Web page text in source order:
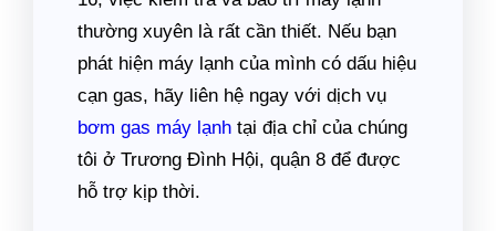
thường xuyên là rất cần thiết. Nếu bạn
phát hiện máy lạnh của mình có dấu hiệu
cạn gas, hãy liên hệ ngay với dịch vụ
bơm gas máy lạnh tại địa chỉ của chúng
tôi ở Trương Đình Hội, quận 8 để được
hỗ trợ kịp thời.